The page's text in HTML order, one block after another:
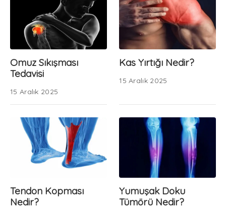
Omuz Sıkışması
Tedavisi
15 Aralık 2025
Kas Yırtığı Nedir?
15 Aralık 2025
Tendon Kopması
Nedir?
Yumuşak Doku
Tümörü Nedir?